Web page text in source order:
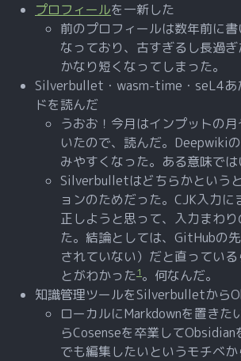
プロフィールを一新した
前のプロフィールは数年前に
なっており、古すぎるし長過ぎ
かなり短くなってしまった。
Silverbullet・wasm-time・seL4あ
ドを読んだ
うおお！今月はインプットの
いたので、読んだ。Deepwiki
みやすくなった。ある意味では
Silverbulletはどちらかという
ョンのためだった。CJK入力
正しようと思って、入力まわ
た。結論としては、GitHubの
されていない）だと直ってい
とがわかった1。何なんだ。
知識管理ツールをSilverbulletから
ローカルにMarkdownを置きた
らCosenseを卒業してObsidian
でも編集したいというモチベ